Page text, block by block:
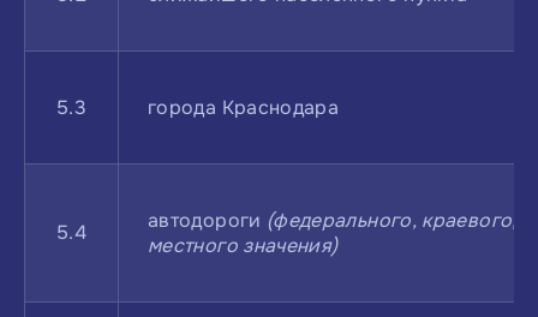
5.3 города Краснодара
5.4 автодороги (федерального, краевого,
местного значения)